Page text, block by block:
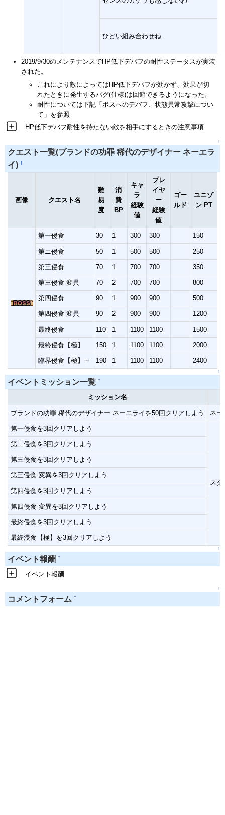
ひどい組み合わせね
2019/9/30のメンテナンスでHP低下デバフの耐性ステータスが実装
された。
これにより敵によってはHP低下デバフが効かず、効果が切
れたときに発生するバグ(仕様)は回避できるようになった。
耐性については下記「ボスへのデバフ、状態異常攻撃につい
て」を参照
HP低下デバフ耐性を持たない敵を相手にするときの注意事項
↑
クエスト一覧(ブランドの功罪 稀代のデザイナー ネーエラ
イ) †
画像 クエスト名
難
易
度
消
費
BP
キャ
ラ
経験
値
プレ
イヤ
ー
経験
値
ゴー
ルド
ユニゾ
ン PT
第一侵食 30 1 300 300 150
第ニ侵食 50 1 500 500 250
第三侵食 70 1 700 700 350
第三侵食 変異 70 2 700 700 800
第四侵食 90 1 900 900 500
第四侵食 変異 90 2 900 900 1200
最終侵食 110 1 1100 1100 1500
最終侵食【極】 150 1 1100 1100 2000
臨界侵食【極】＋ 190 1 1100 1100 2400
↑
イベントミッション一覧 †
ミッション名
ブランドの功罪 稀代のデザイナー ネーエライを50回クリアしよう ネー
第一侵食を3回クリアしよう
ス
第二侵食を3回クリアしよう
第三侵食を3回クリアしよう
第三侵食 変異を3回クリアしよう
第四侵食を3回クリアしよう
第四侵食 変異を3回クリアしよう
最終侵食を3回クリアしよう
最終浸食【極】を3回クリアしよう
↑
イベント報酬 †
イベント報酬
↑
コメントフォーム †